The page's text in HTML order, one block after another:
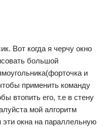
Вот когда я черчу окно
большой
и
применить команду
втопить его, т.е в стену
мой алгоритм
эти окна на параллельную